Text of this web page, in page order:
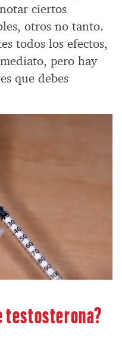
ciertos
otros no tanto.
todos los efectos,
pero hay
que debes
testosterona?